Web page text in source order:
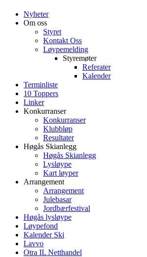
Nyheter
Om oss
Styret
Kontakt Oss
Løypemelding
Styremøter
Referater
Kalender
Terminliste
10 Toppers
Linker
Konkurranser
Konkurranser
Klubbløp
Resultater
Høgås Skianlegg
Høgås Skianlegg
Lysløype
Kart løyper
Arrangement
Arrangement
Julebasar
Jordbærfestival
Høgås lysløype
Løypefond
Kalender Ski
Lavvo
Otra IL Netthandel